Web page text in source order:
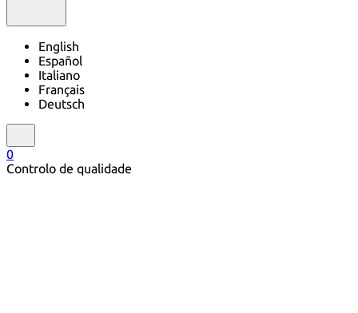
English
Español
Italiano
Français
Deutsch
0
Controlo de qualidade